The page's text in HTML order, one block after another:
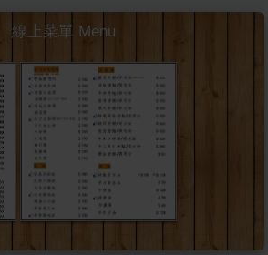
線上菜單 Menu